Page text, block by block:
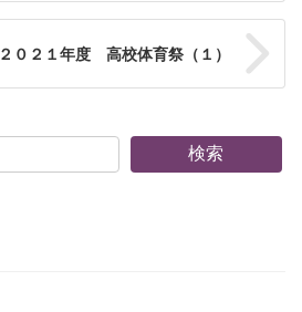
２０２１年度 高校体育祭（１）
検索